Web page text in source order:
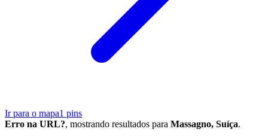
Ir para o mapa1 pins
Erro na URL?, mostrando resultados para Massagno, Suíça.